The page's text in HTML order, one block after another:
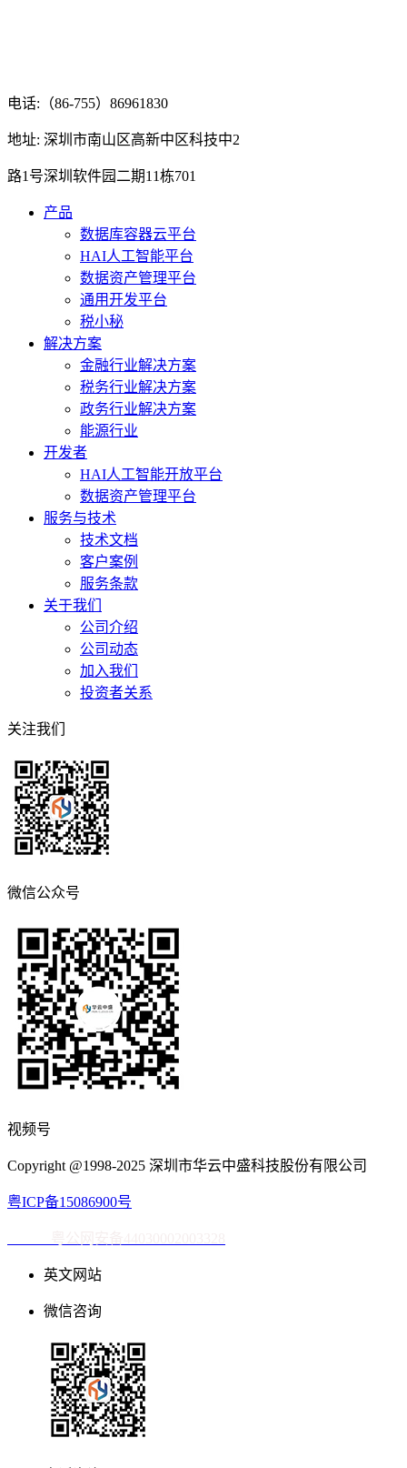
电话:（86-755）86961830
地址: 深圳市南山区高新中区科技中2
路1号深圳软件园二期11栋701
产品
数据库容器云平台
HAI人工智能平台
数据资产管理平台
通用开发平台
税小秘
解决方案
金融行业解决方案
税务行业解决方案
政务行业解决方案
能源行业
开发者
HAI人工智能开放平台
数据资产管理平台
服务与技术
技术文档
客户案例
服务条款
关于我们
公司介绍
公司动态
加入我们
投资者关系
关注我们
微信公众号
视频号
Copyright @1998-2025 深圳市华云中盛科技股份有限公司
粤ICP备15086900号
英文网站
微信咨询